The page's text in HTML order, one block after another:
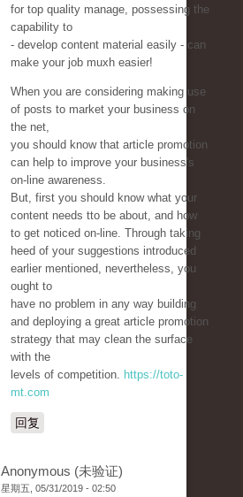
for top quality manage, possessing the
capability to
- develop content material easily - can
make your job muxh easier!
When you are considering making use
of posts to market your business on
the net,
you should know that article promotion
can help to improve your business's
on-line awareness.
But, first you should know what your
content needs tto be about, and how
to get noticed on-line. Through taking
heed of your suggestions introduced
earlier mentioned, nevertheless, you
ought to
have no problem in any way building
and deploying a great article promotion
strategy that may clean the surface
with the
levels of competition. https://toto-
mt.com
回复
Anonymous (未验证)
星期五, 05/31/2019 - 02:50